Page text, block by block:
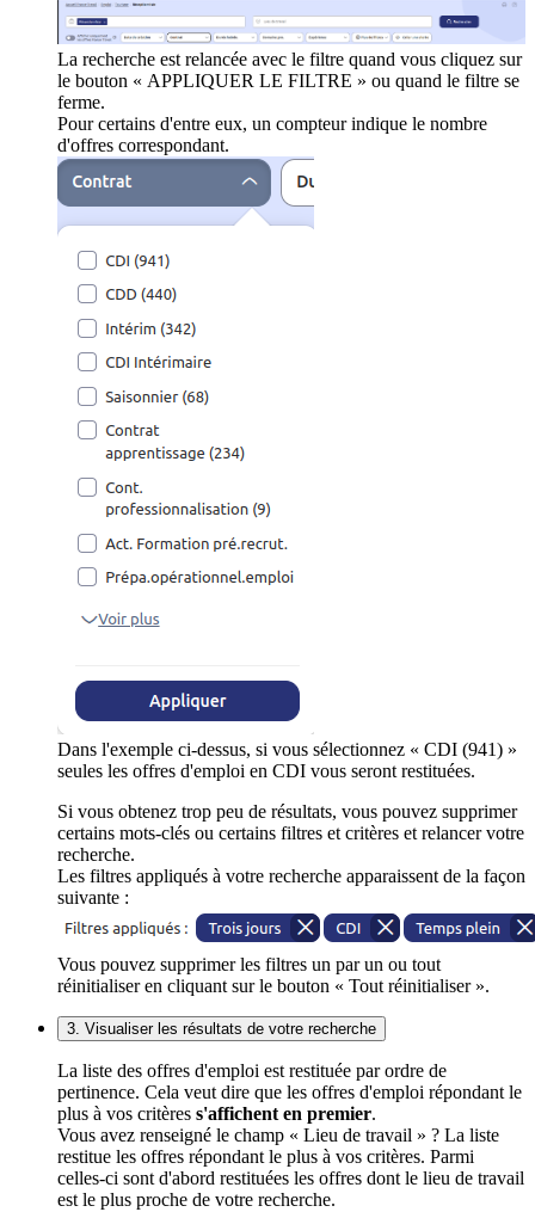
La recherche est relancée avec le filtre quand vous cliquez sur
le bouton « APPLIQUER LE FILTRE » ou quand le filtre se
ferme.
Pour certains d'entre eux, un compteur indique le nombre
d'offres correspondant.
Dans l'exemple ci-dessus, si vous sélectionnez « CDI (941) »
seules les offres d'emploi en CDI vous seront restituées.
Si vous obtenez trop peu de résultats, vous pouvez supprimer
certains mots-clés ou certains filtres et critères et relancer votre
recherche.
Les filtres appliqués à votre recherche apparaissent de la façon
suivante :
Vous pouvez supprimer les filtres un par un ou tout
réinitialiser en cliquant sur le bouton « Tout réinitialiser ».
3. Visualiser les résultats de votre recherche
La liste des offres d'emploi est restituée par ordre de
pertinence. Cela veut dire que les offres d'emploi répondant le
plus à vos critères s'affichent en premier.
Vous avez renseigné le champ « Lieu de travail » ? La liste
restitue les offres répondant le plus à vos critères. Parmi
celles-ci sont d'abord restituées les offres dont le lieu de travail
est le plus proche de votre recherche.